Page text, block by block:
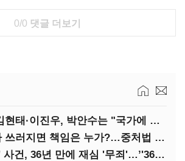
0/0 댓글 더보기
진술 뒤집은 김현태·이진우, 박안수는 "국가에 헌신"…법정서 드러난 군 수뇌부의 민낯
폭염에 노동자 쓰러지면 책임은 누가?…중처법 처벌될까?
(단독)'혁노맹' 사건, 36년 만에 재심 '무죄'…’'36시간 불법구금·자백강요' 인정